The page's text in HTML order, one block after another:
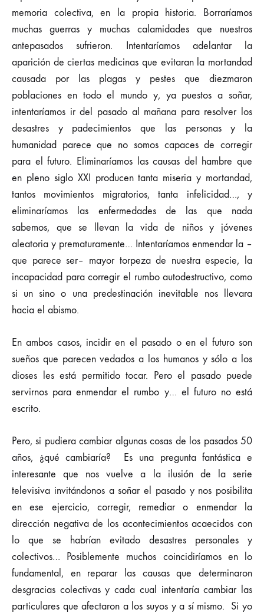
memoria colectiva, en la propia historia. Borraríamos
muchas guerras y muchas calamidades que nuestros
antepasados sufrieron. Intentaríamos adelantar la
aparición de ciertas medicinas que evitaran la mortandad
causada por las plagas y pestes que diezmaron
poblaciones en todo el mundo y, ya puestos a soñar,
intentaríamos ir del pasado al mañana para resolver los
desastres y padecimientos que las personas y la
humanidad parece que no somos capaces de corregir
para el futuro. Eliminaríamos las causas del hambre que
en pleno siglo XXI producen tanta miseria y mortandad,
tantos movimientos migratorios, tanta infelicidad…, y
eliminaríamos las enfermedades de las que nada
sabemos, que se llevan la vida de niños y jóvenes
aleatoria y prematuramente… Intentaríamos enmendar la –
que parece ser– mayor torpeza de nuestra especie, la
incapacidad para corregir el rumbo autodestructivo, como
si un sino o una predestinación inevitable nos llevara
hacia el abismo.
En ambos casos, incidir en el pasado o en el futuro son
sueños que parecen vedados a los humanos y sólo a los
dioses les está permitido tocar. Pero el pasado puede
servirnos para enmendar el rumbo y… el futuro no está
escrito.
Pero, si pudiera cambiar algunas cosas de los pasados 50
años, ¿qué cambiaría? Es una pregunta fantástica e
interesante que nos vuelve a la ilusión de la serie
televisiva invitándonos a soñar el pasado y nos posibilita
en ese ejercicio, corregir, remediar o enmendar la
dirección negativa de los acontecimientos acaecidos con
lo que se habrían evitado desastres personales y
colectivos… Posiblemente muchos coincidiríamos en lo
fundamental, en reparar las causas que determinaron
desgracias colectivas y cada cual intentaría cambiar las
particulares que afectaron a los suyos y a sí mismo. Si yo